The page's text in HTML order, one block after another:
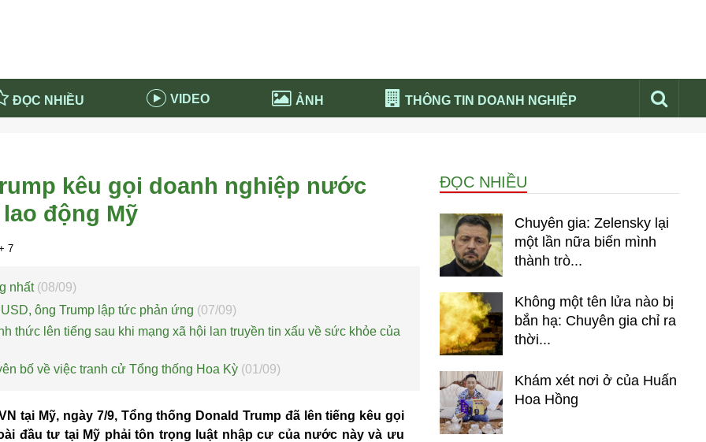
ĐỌC NHIỀU VIDEO ẢNH THÔNG TIN DOANH NGHIỆP
Nổi bật báo nga
Nga NABU EDUCATION
Thư viện media
nước Nga
Phân tích thị trường Nga 2026
kêu gọi doanh nghiệp nước
động Mỹ
7
nhất (08/09)
ông Trump lập tức phản ứng (07/09)
thức lên tiếng sau khi mạng xã hội lan truyền tin xấu về sức khỏe của
bố về việc tranh cử Tổng thống Hoa Kỳ (01/09)
tại Mỹ, ngày 7/9, Tổng thống Donald Trump đã lên tiếng kêu gọi
đầu tư tại Mỹ phải tôn trọng luật nhập cư của nước này và ưu
ĐỌC NHIỀU
Chuyên gia: Zelensky lại
một lần nữa biến mình
thành trò...
Không một tên lửa nào bị
bắn hạ: Chuyên gia chỉ ra
thời...
Khám xét nơi ở của Huấn
Hoa Hồng